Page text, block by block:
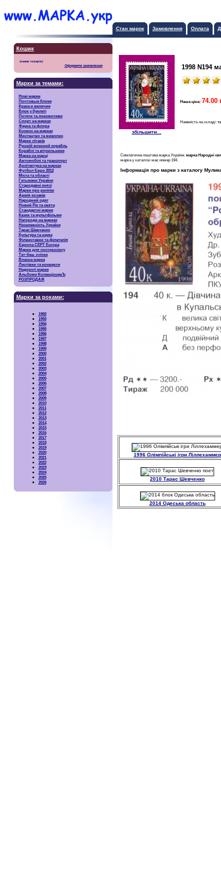
Стан марок Замовлення Оплата
Кошик
Оформити замовлення
Марки за темами:
Нові марки
Почтовые блоки
Краса и величие
Блок у буклеті
Потяги та локомотиви
Спорт на марках
Фауна та флора
Космос на марках
Мистецтво та живопис
Марки літаків
Русскiй воєнний корабль
Кораблі та вітрильники
Марка на марці
Автомобілі та транспорт
Архітектура на марках
Футбол Євро 2012
Міста та області
Гетьмани України
Стародавні князі
Марки про релігію
Армія козаків
Народний одяг
Новий Рік та свята
Стандартні марки
Казки та мультфільми
Нагороди на марках
Незалежність України
Тарас Шевченко
Культура та наука
Філвиставки та філателія
Європа CEPT Europa
Марки для посткросінгу
Тет-беш зчіпки
Власна марка
Листівки та конверти
Недорогі марки
Альбоми КолекціонерЪ
РОЗПРОДАЖ
Марки за роками:
1992
1993
1994
1995
1996
1997
1998
1999
2000
2001
2002
2003
2004
2005
2006
2007
2008
2009
2010
2011
2012
2013
2014
2015
2016
2017
2018
2019
2020
2021
2022
2023
2024
2025
2026
збільшити...
1998 N194
Наша ціна: 74.00
Наявність на складі:
Симпатична поштова марка України. марка Народні
марка у каталозі має номер 194.
Інформація про марки з каталогу
1996 Олімпійські ігри Ліллехаммер
2010 Тарас Шевченко
2014 Одеська область